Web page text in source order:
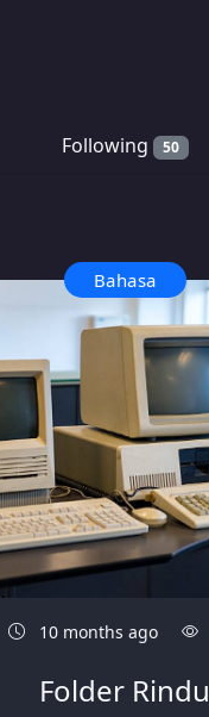
Following 50
Bahasa
10 months ago
Folder Rindu